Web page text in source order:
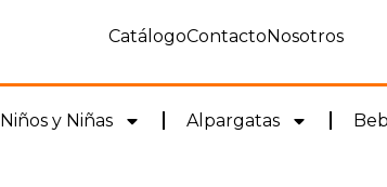
CatálogoContactoNosotros
Niños y Niñas Alpargatas